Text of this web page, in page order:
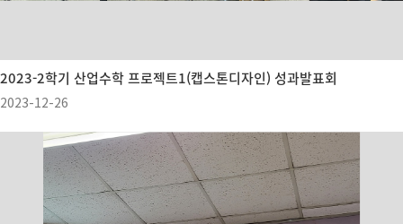
2023-2학기 산업수학 프로젝트1(캡스톤디자인) 성과발표회
2023-12-26